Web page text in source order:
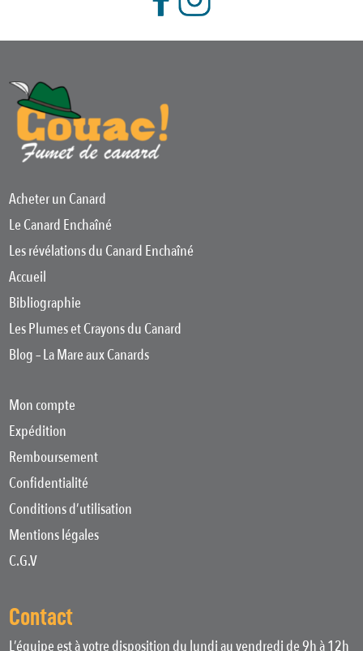
Acheter un Canard
Le Canard Enchaîné
Les révélations du Canard Enchaîné
Accueil
Bibliographie
Les Plumes et Crayons du Canard
Blog – La Mare aux Canards
Mon compte
Expédition
Remboursement
Confidentialité
Conditions d’utilisation
Mentions légales
C.G.V
Contact
L’équipe est à votre disposition du lundi au vendredi de 9h à 12h